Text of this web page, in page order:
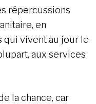
répercussions
en
qui vivent au jour le
aux services
la chance, car